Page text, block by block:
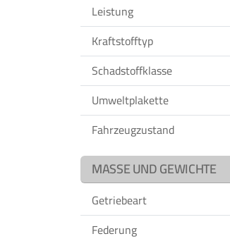
Leistung
Kraftstofftyp
Schadstoffklasse
Umweltplakette
Fahrzeugzustand
MASSE UND GEWICHTE
Getriebeart
Federung